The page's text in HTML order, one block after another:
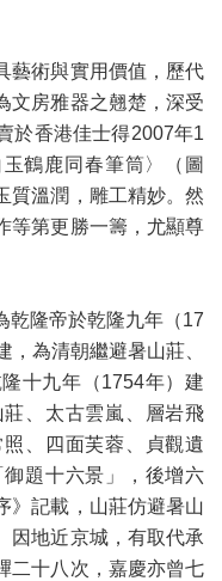
藝術與實用價值，歷代
文房雅器之翹楚，深受
於香港佳士得2007年1
鶴鹿同春筆筒〉（圖
質溫潤，雕工精妙。然
等第更勝一籌，尤顯尊
乾隆帝於乾隆九年（17
為清朝繼避暑山莊、
十九年（1754年）建
、太古雲嵐、層岩飛
、四面芙蓉、貞觀遺
題十六景」，後增六
》記載，山莊仿避暑山
因地近京城，有取代承
二十八次，嘉慶亦曾七